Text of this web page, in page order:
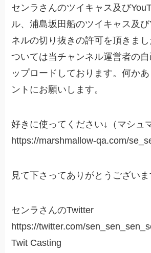
センラさんのツイキャス及び
ル、浦島坂田船のツイキャス及
ネルの切り抜きの許可を頂きま
ついては当チャンネル運営者の
ップロードしております。何か
ントにお願いします。
好きに使ってください↓（マシュ
https://marshmallow-qa.com/
見て下さってありがとうございま
センラさんのTwitter
https://twitter.com/
Twit Casting